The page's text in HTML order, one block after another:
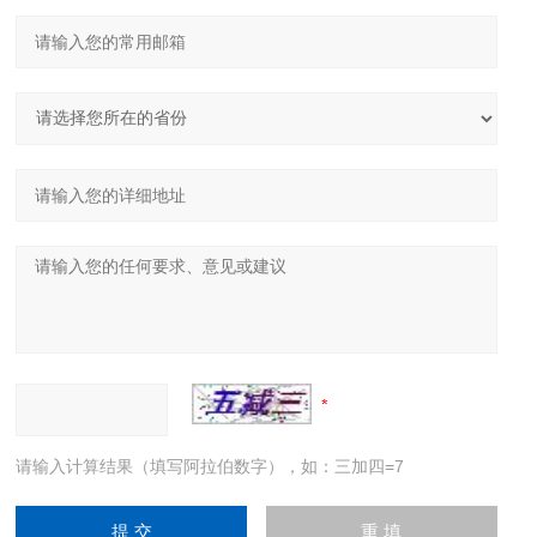
请输入计算结果（填写阿拉伯数字），如：三加四=7